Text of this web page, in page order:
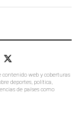
contenido web y coberturas
deportes, política,
de países como